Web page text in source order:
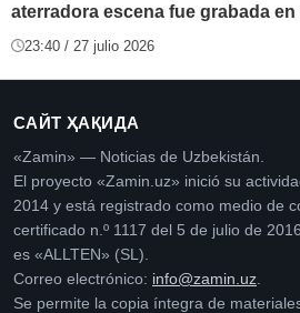
aterradora escena fue grabada
23:40 / 27 julio 2026
САЙТ ҲАҚИДА
«Zamin» — Noticias de Uzbekistán.
El proyecto «Zamin.uz» inició su
2014 y está registrado como medio de
certificado n.º 1117 del 5 de julio de
es «ALLTEN» (SL).
Correo electrónico: info@zamin.uz
Se permite la copia íntegra de